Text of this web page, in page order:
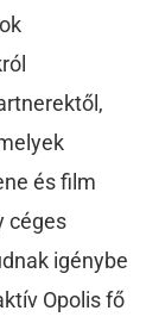
és film
céges
igénybe
Opolis fő